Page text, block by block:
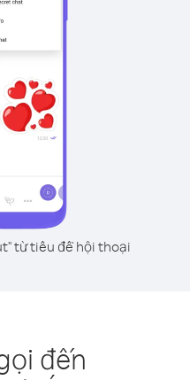
từ tiêu đề hội thoại
đến